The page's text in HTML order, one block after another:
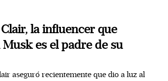
la influencer que
es el padre de su
aseguró recientemente que dio a luz al